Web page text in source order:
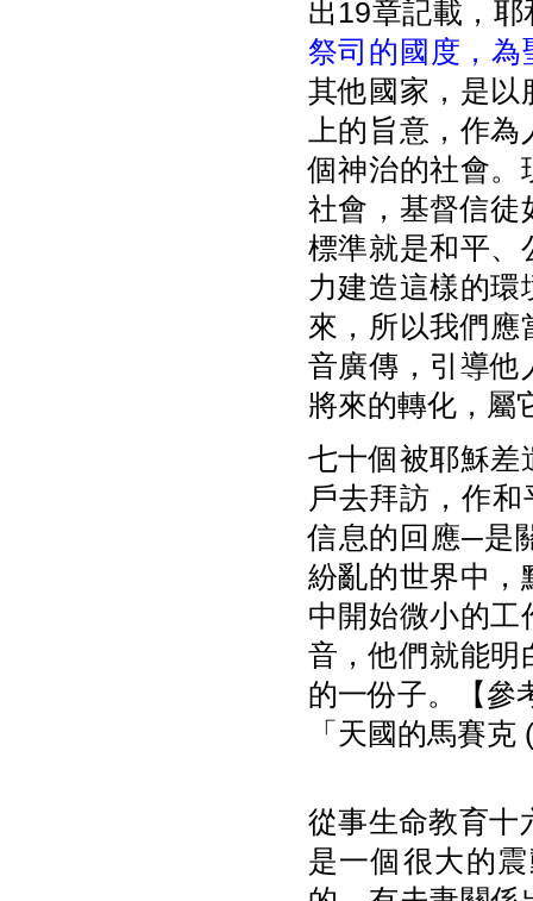
出19章記載，
祭司的國度，
其他國家，是以
上的旨意，作
個神治的社會。
社會，基督信徒
標準就是和平、
力建造這樣的
來，所以我們應
音廣傳，引導他
將來的轉化，屬
七十個被耶穌差
戶去拜訪，作
信息的回應─是
紛亂的世界中，
中開始微小的工
音，他們就能明
的一份子。【參
「天國的馬賽
從事生命教育十
是一個很大的